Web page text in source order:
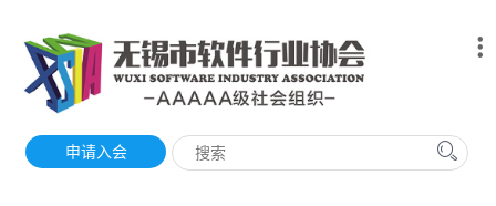
申请入会